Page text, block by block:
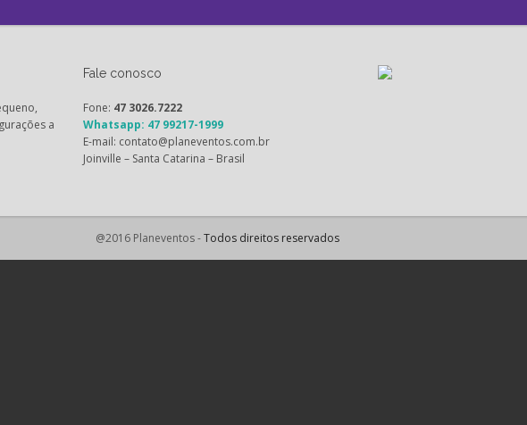
a
Fale conosco
Fone: 47 3026.7222
Whatsapp: 47 99217-1999
E-mail: contato@planeventos.com.br
Joinville – Santa Catarina – Brasil
@2016 Planeventos -Todos direitos reservados